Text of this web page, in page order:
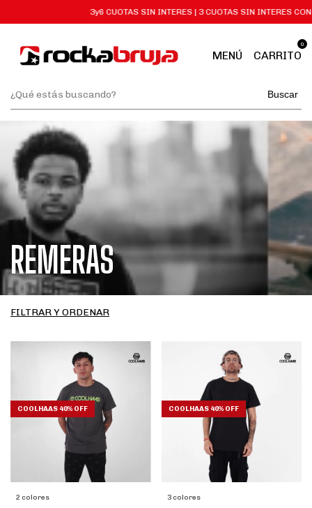
3y6 CUOTAS SIN INTERES | 3 CUOTAS SIN INTERES CON GO
MENÚ CARRITO
0
Buscar
REMERAS
FILTRAR Y ORDENAR
COOLHAAS 40% OFF
2 colores
COOLHAAS 40% OFF
3 colores